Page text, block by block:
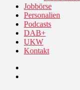
Jobbörse
Personalien
Podcasts
DAB+
UKW
Kontakt